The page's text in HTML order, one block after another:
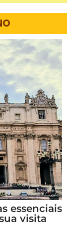
essenciais
visita